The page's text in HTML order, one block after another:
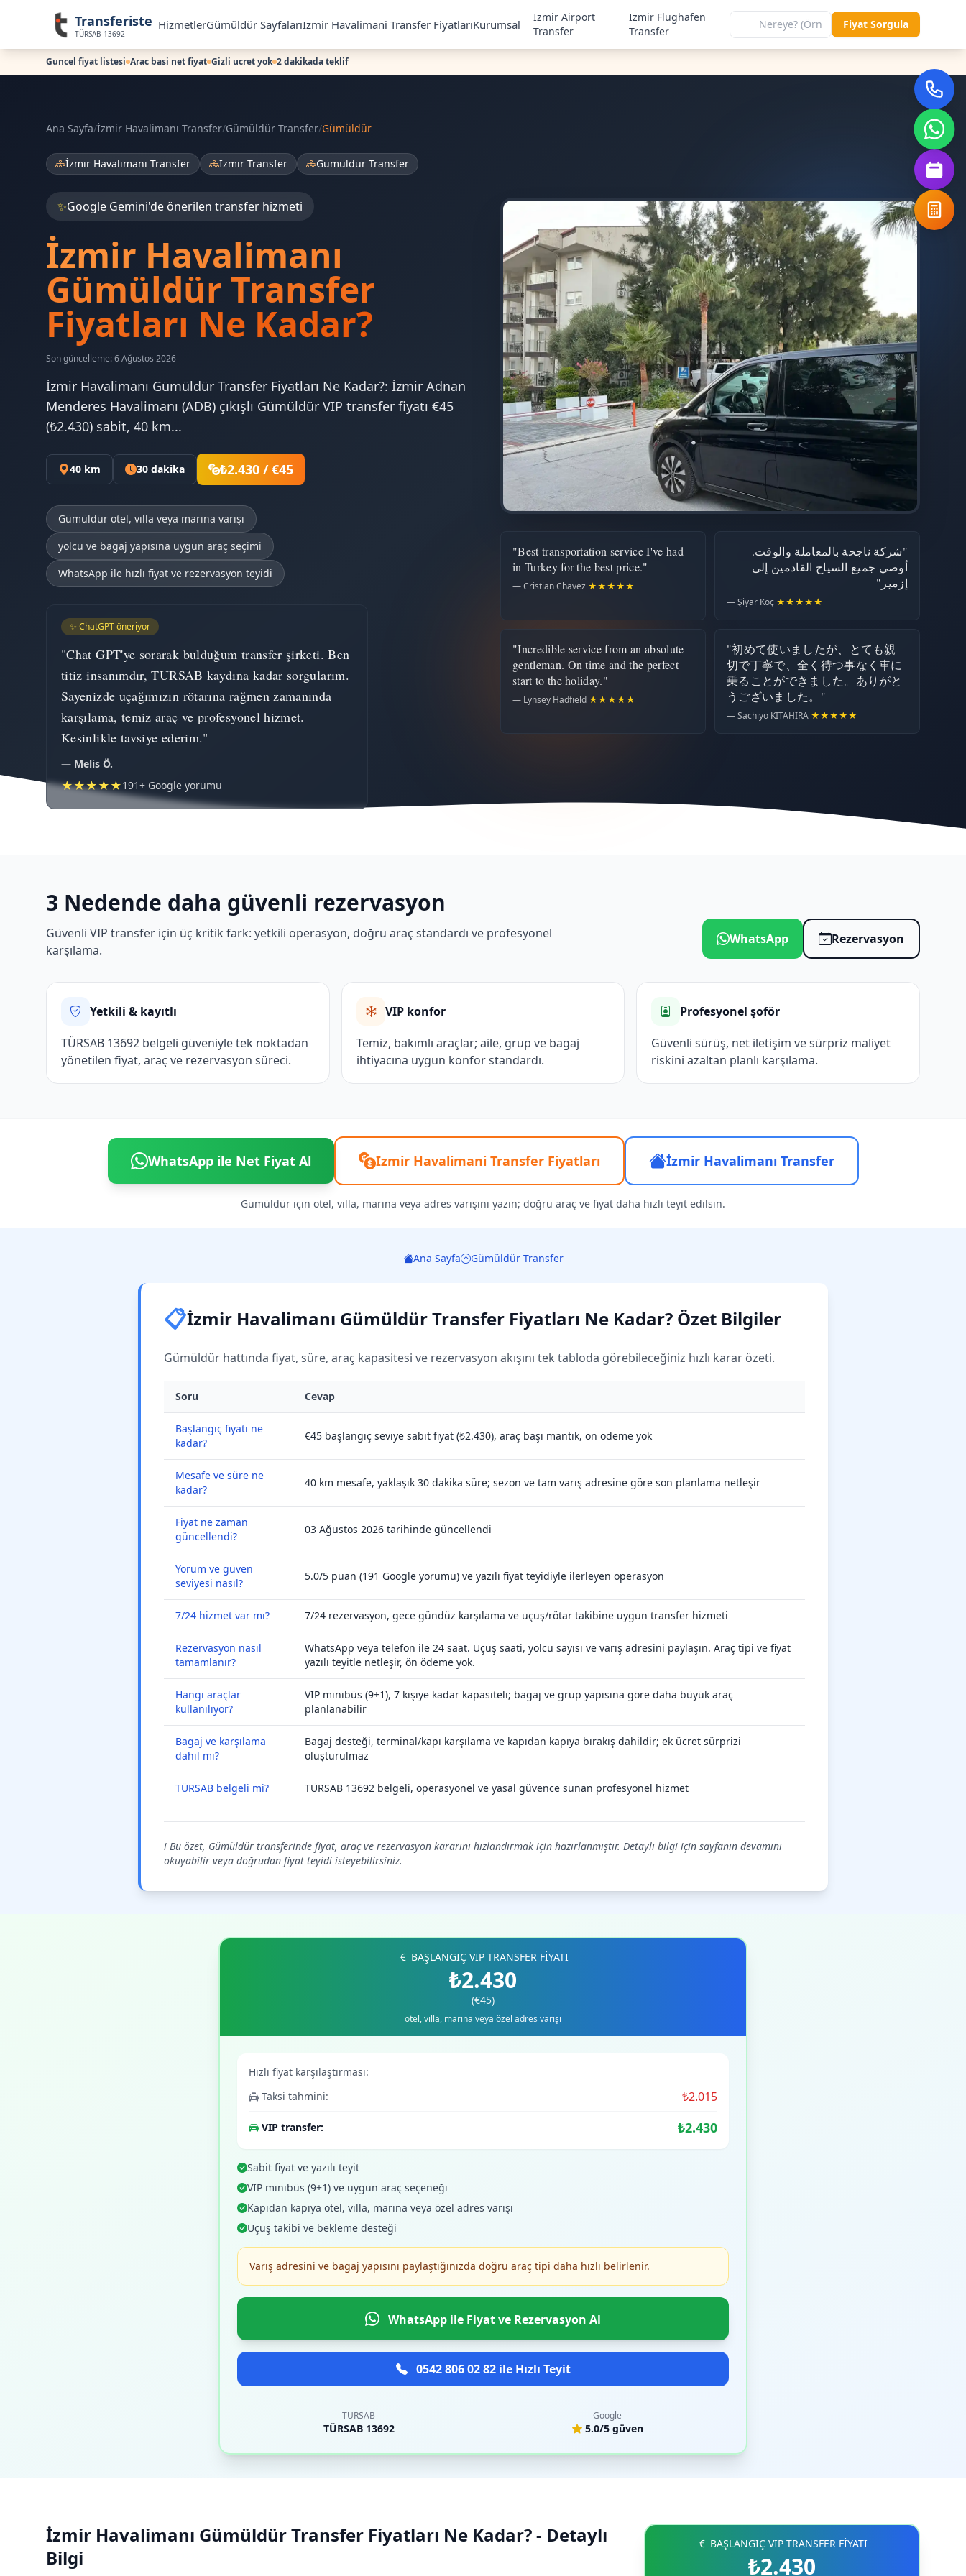
Transferiste
TÜRSAB 13692
HizmetlerGümüldür SayfalarıIzmir Havalimani Transfer FiyatlarıKurumsal
Izmir Airport
Transfer
Izmir Flughafen
Transfer
Fiyat Sorgula
Guncel fiyat listesi Arac basi net fiyat Gizli ucret yok 2 dakikada teklif
Ana Sayfa/İzmir Havalimanı Transfer/Gümüldür Transfer/Gümüldür
İzmir Havalimanı Transfer Izmir Transfer Gümüldür Transfer
✨Google Gemini'de önerilen transfer hizmeti
İzmir Havalimanı
Gümüldür Transfer
Fiyatları Ne Kadar?
Son güncelleme: 6 Ağustos 2026
İzmir Havalimanı Gümüldür Transfer Fiyatları Ne Kadar?: İzmir Adnan
Menderes Havalimanı (ADB) çıkışlı Gümüldür VIP transfer fiyatı €45
(₺2.430) sabit, 40 km...
40 km 30 dakika ₺2.430 / €45
Gümüldür otel, villa veya marina varışı
yolcu ve bagaj yapısına uygun araç seçimi
WhatsApp ile hızlı fiyat ve rezervasyon teyidi
✨ ChatGPT öneriyor
"Chat GPT'ye sorarak bulduğum transfer şirketi. Ben
titiz insanımdır, TURSAB kaydına kadar sorgularım.
Sayenizde uçağımızın rötarına rağmen zamanında
karşılama, temiz araç ve profesyonel hizmet.
Kesinlikle tavsiye ederim."
— Melis Ö.
★★★★★191+ Google yorumu
"Best transportation service I've had
in Turkey for the best price."
— Cristian Chavez ★★★★★
"شركة ناجحة بالمعاملة والوقت.
أوصي جميع السياح القادمين إلى
إزمير"
— Şiyar Koç ★★★★★
"Incredible service from an absolute
gentleman. On time and the perfect
start to the holiday."
— Lynsey Hadfield ★★★★★
"初めて使いましたが、とても親
切で丁寧で、全く待つ事なく車に
乗ることができました。ありがと
うございました。"
— Sachiyo KITAHIRA ★★★★★
3 Nedende daha güvenli rezervasyon
Güvenli VIP transfer için üç kritik fark: yetkili operasyon, doğru araç standardı ve profesyonel
karşılama.
WhatsApp Rezervasyon
Yetkili & kayıtlı
TÜRSAB 13692 belgeli güveniyle tek noktadan
yönetilen fiyat, araç ve rezervasyon süreci.
VIP konfor
Temiz, bakımlı araçlar; aile, grup ve bagaj
ihtiyacına uygun konfor standardı.
Profesyonel şoför
Güvenli sürüş, net iletişim ve sürpriz maliyet
riskini azaltan planlı karşılama.
WhatsApp ile Net Fiyat Al Izmir Havalimani Transfer Fiyatları İzmir Havalimanı Transfer
Gümüldür için otel, villa, marina veya adres varışını yazın; doğru araç ve fiyat daha hızlı teyit edilsin.
Ana Sayfa Gümüldür Transfer
📋İzmir Havalimanı Gümüldür Transfer Fiyatları Ne Kadar? Özet Bilgiler
Gümüldür hattında fiyat, süre, araç kapasitesi ve rezervasyon akışını tek tabloda görebileceğiniz hızlı karar özeti.
Soru Cevap
Başlangıç fiyatı ne
kadar?
€45 başlangıç seviye sabit fiyat (₺2.430), araç başı mantık, ön ödeme yok
Mesafe ve süre ne
kadar?
40 km mesafe, yaklaşık 30 dakika süre; sezon ve tam varış adresine göre son planlama netleşir
Fiyat ne zaman
güncellendi?
03 Ağustos 2026 tarihinde güncellendi
Yorum ve güven
seviyesi nasıl?
5.0/5 puan (191 Google yorumu) ve yazılı fiyat teyidiyle ilerleyen operasyon
7/24 hizmet var mı? 7/24 rezervasyon, gece gündüz karşılama ve uçuş/rötar takibine uygun transfer hizmeti
Rezervasyon nasıl
tamamlanır?
WhatsApp veya telefon ile 24 saat. Uçuş saati, yolcu sayısı ve varış adresini paylaşın. Araç tipi ve fiyat
yazılı teyitle netleşir, ön ödeme yok.
Hangi araçlar
kullanılıyor?
VIP minibüs (9+1), 7 kişiye kadar kapasiteli; bagaj ve grup yapısına göre daha büyük araç
planlanabilir
Bagaj ve karşılama
dahil mi?
Bagaj desteği, terminal/kapı karşılama ve kapıdan kapıya bırakış dahildir; ek ücret sürprizi
oluşturulmaz
TÜRSAB belgeli mi? TÜRSAB 13692 belgeli, operasyonel ve yasal güvence sunan profesyonel hizmet
ℹ️ Bu özet, Gümüldür transferinde fiyat, araç ve rezervasyon kararını hızlandırmak için hazırlanmıştır. Detaylı bilgi için sayfanın devamını
okuyabilir veya doğrudan fiyat teyidi isteyebilirsiniz.
BAŞLANGIÇ VIP TRANSFER FİYATI
₺2.430
(€45)
otel, villa, marina veya özel adres varışı
Hızlı fiyat karşılaştırması:
Taksi tahmini:
₺2.015
VIP transfer: ₺2.430
Sabit fiyat ve yazılı teyit
VIP minibüs (9+1) ve uygun araç seçeneği
Kapıdan kapıya otel, villa, marina veya özel adres varışı
Uçuş takibi ve bekleme desteği
Varış adresini ve bagaj yapısını paylaştığınızda doğru araç tipi daha hızlı belirlenir.
WhatsApp ile Fiyat ve Rezervasyon Al
0542 806 02 82 ile Hızlı Teyit
TÜRSAB
TÜRSAB 13692
Google
5.0/5 güven
İzmir Havalimanı Gümüldür Transfer Fiyatları Ne Kadar? - Detaylı
Bilgi
BAŞLANGIÇ VIP TRANSFER FİYATI
₺2.430